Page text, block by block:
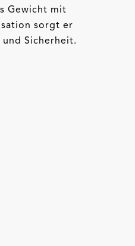
Gewicht mit
sorgt er
Sicherheit.